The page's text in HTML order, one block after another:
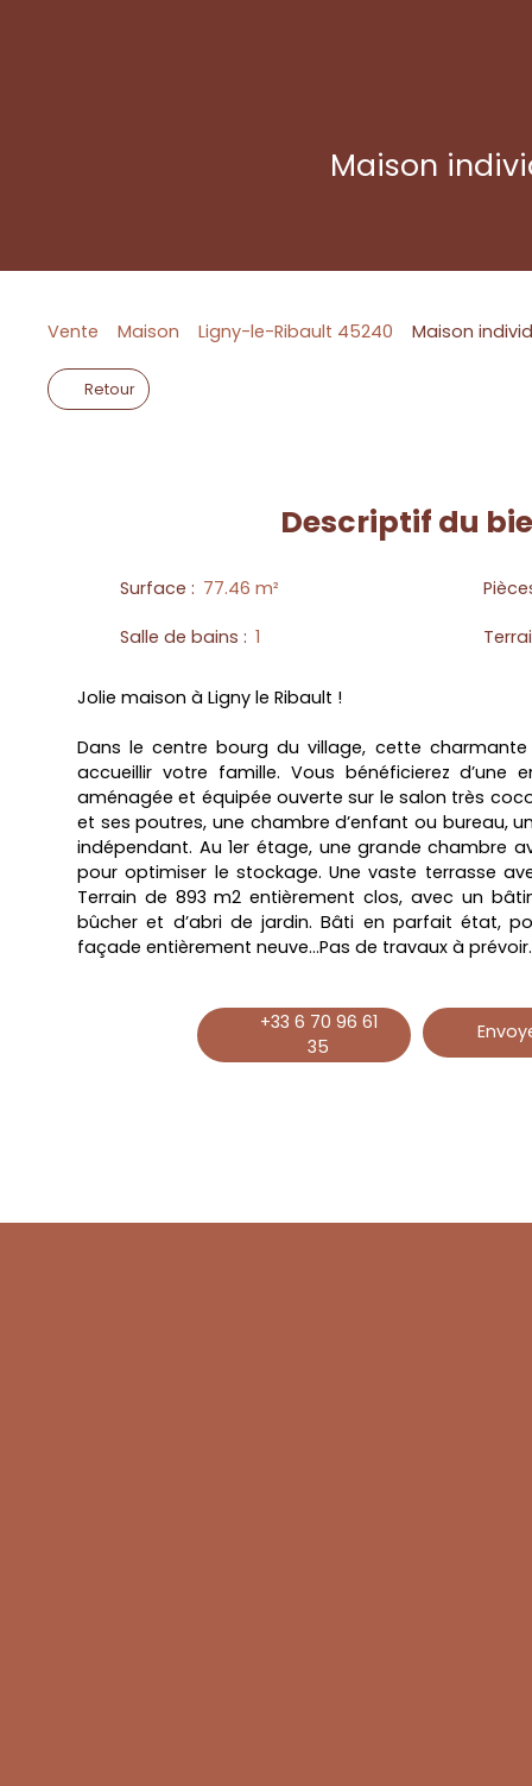
Maison
Vente Maison Ligny-le-Ribault 45240 Maison
Retour
Descriptif du
Surface : 77.46 m²
Salle de bains : 1
Jolie maison à Ligny le Ribault !
Dans le centre bourg du village, cette
accueillir votre famille. Vous bénéficierez d’une
aménagée et équipée ouverte sur le salon très
et ses poutres, une chambre d’enfant ou bureau,
indépendant. Au 1er étage, une grande chambre
pour optimiser le stockage. Une vaste terrasse
Terrain de 893 m2 entièrement clos, avec un
bûcher et d’abri de jardin. Bâti en parfait état,
façade entièrement neuve…Pas de travaux à prévoir.
+33 6 70 96 61
35